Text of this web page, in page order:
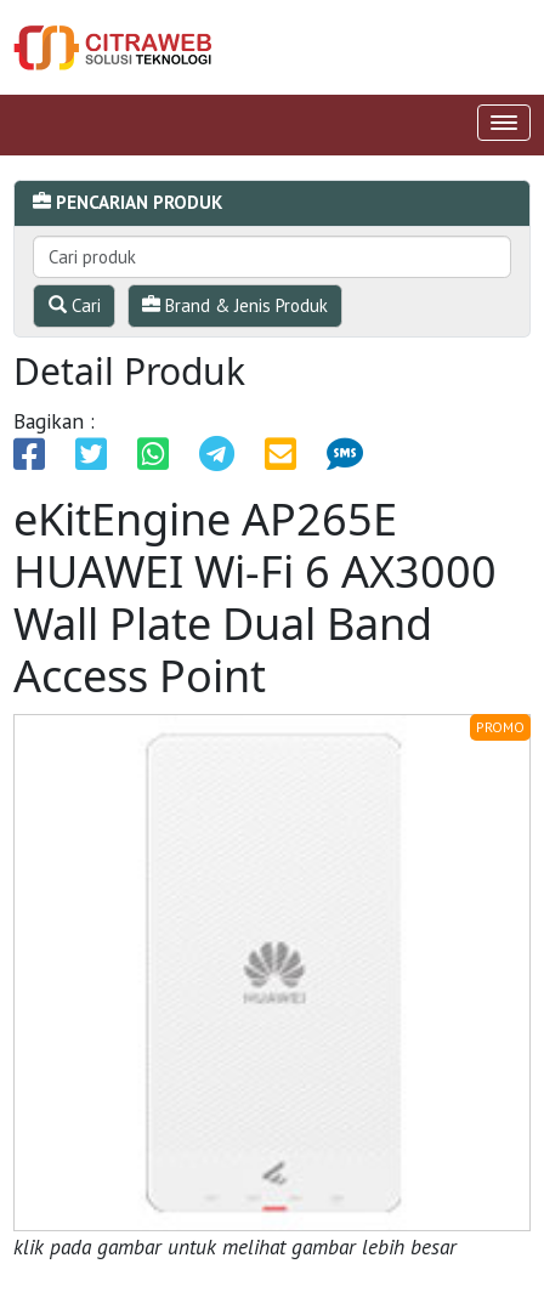
PENCARIAN PRODUK
Cari Brand & Jenis Produk
Detail Produk
Bagikan :
eKitEngine AP265E
HUAWEI Wi-Fi 6 AX3000
Wall Plate Dual Band
Access Point
PROMO
klik pada gambar untuk melihat gambar lebih besar